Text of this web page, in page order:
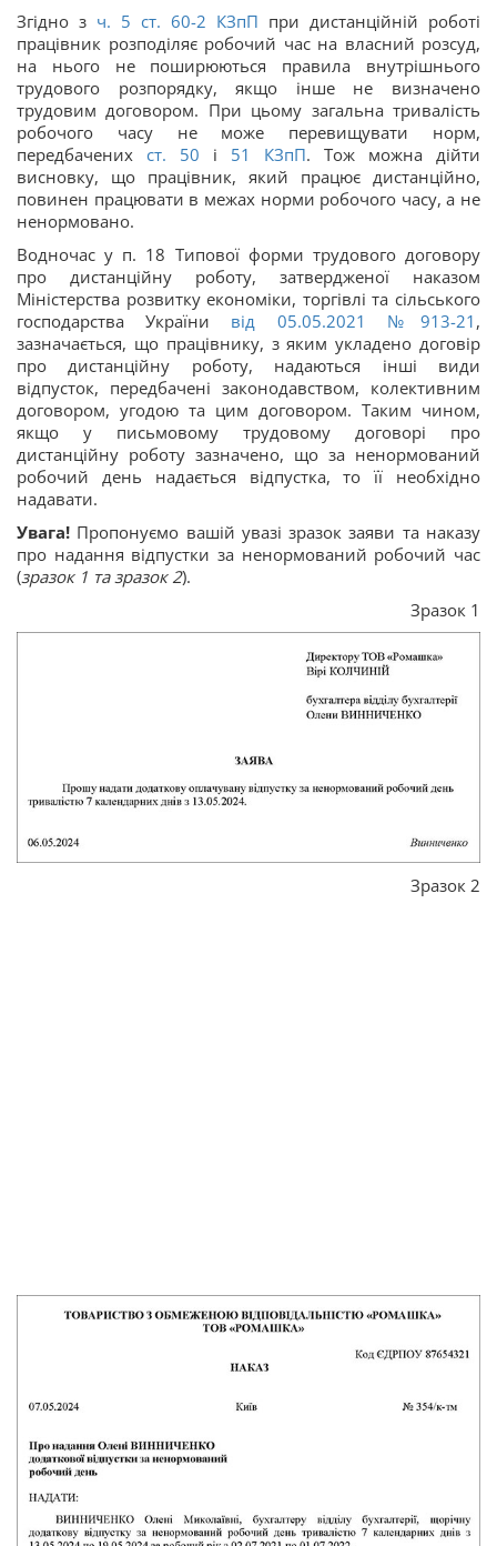
Згідно з ч. 5 ст. 60-2 КЗпП при дистанційній роботі
працівник розподіляє робочий час на власний розсуд,
на нього не поширюються правила внутрішнього
трудового розпорядку, якщо інше не визначено
трудовим договором. При цьому загальна тривалість
робочого часу не може перевищувати норм,
передбачених ст. 50 і 51 КЗпП. Тож можна дійти
висновку, що працівник, який працює дистанційно,
повинен працювати в межах норми робочого часу, а не
ненормовано.
Водночас у п. 18 Типової форми трудового договору
про дистанційну роботу, затвердженої наказом
Міністерства розвитку економіки, торгівлі та сільського
господарства України від 05.05.2021 №913-21 ,
зазначається, що працівнику, з яким укладено договір
про дистанційну роботу, надаються інші види
відпусток, передбачені законодавством, колективним
договором, угодою та цим договором. Таким чином,
якщо у письмовому трудовому договорі про
дистанційну роботу зазначено, що за ненормований
робочий день надається відпустка, то її необхідно
надавати.
Увага! Пропонуємо вашій увазі зразок заяви та наказу
про надання відпустки за ненормований робочий час
(зразок 1 та зразок 2).
Зразок 1
Зразок 2